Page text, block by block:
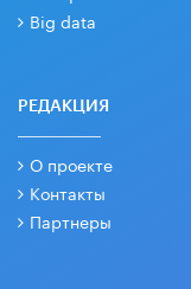
Big data
РЕДАКЦИЯ
О проекте
Контакты
Партнеры